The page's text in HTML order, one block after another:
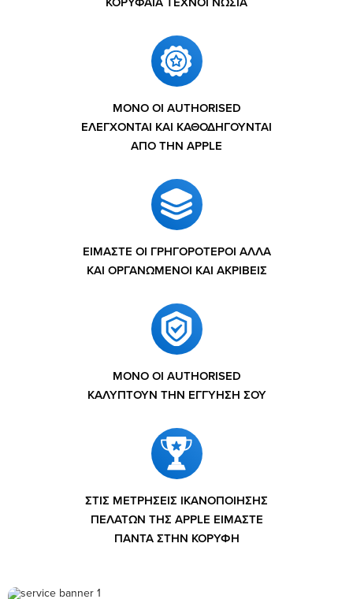
ΜΟΝΟ ΟΙ AUTHORISED
ΕΛΕΓΧΟΝΤΑΙ ΚΑΙ ΚΑΘΟΔΗΓΟΥΝΤΑΙ
ΑΠΟ ΤΗΝ APPLE
ΕΙΜΑΣΤΕ ΟΙ ΓΡΗΓΟΡΟΤΕΡΟΙ ΑΛΛΑ
ΚΑΙ ΟΡΓΑΝΩΜΕΝΟΙ ΚΑΙ ΑΚΡΙΒΕΙΣ
ΜΟΝΟ ΟΙ AUTHORISED
ΚΑΛΥΠΤΟΥΝ ΤΗΝ ΕΓΓΥΗΣΗ ΣΟΥ
ΣΤΙΣ ΜΕΤΡΗΣΕΙΣ ΙΚΑΝΟΠΟΙΗΣΗΣ
ΠΕΛΑΤΩΝ ΤΗΣ APPLE ΕΙΜΑΣΤΕ
ΠΑΝΤΑ ΣΤΗΝ ΚΟΡΥΦΗ